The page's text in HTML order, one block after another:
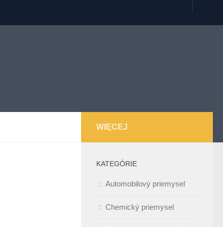
WIĘCEJ
KATEGÓRIE
Automobilový priemysel
Chemický priemysel